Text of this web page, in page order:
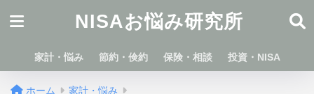
NISAお悩み研究所
家計・悩み 節約・倹約 保険・相談 投資・NISA
ホーム 家計・悩み